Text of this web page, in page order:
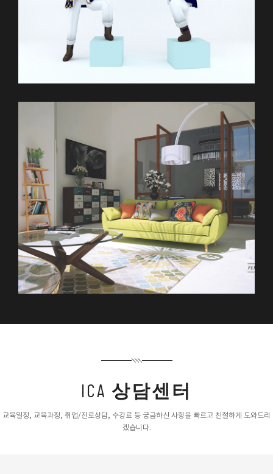
ICA 상담센터
교육일정, 교육과정, 취업/진로상담, 수강료 등 궁금하신 사항을 빠르고 친절하게 도와드리
겠습니다.